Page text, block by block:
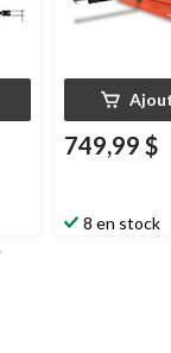
749,99 $
8 en stock